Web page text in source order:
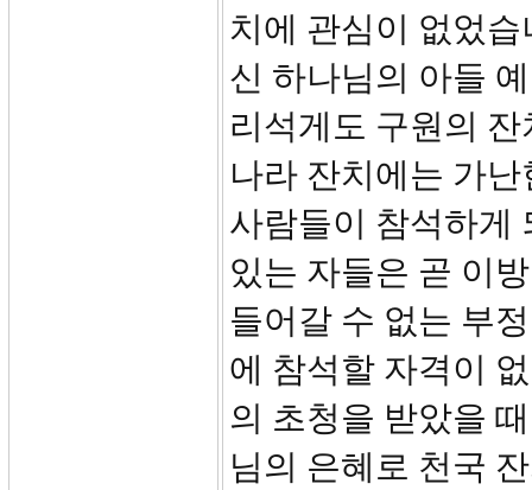
치에 관심이 없었
신 하나님의 아들
리석게도 구원의
나라 잔치에는 가
사람들이 참석하게
있는 자들은 곧 이
들어갈 수 없는 부
에 참석할 자격이
의 초청을 받았을
님의 은혜로 천국